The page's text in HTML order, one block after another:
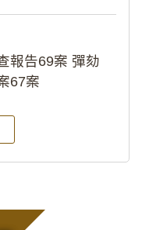
報告69案 彈劾
67案